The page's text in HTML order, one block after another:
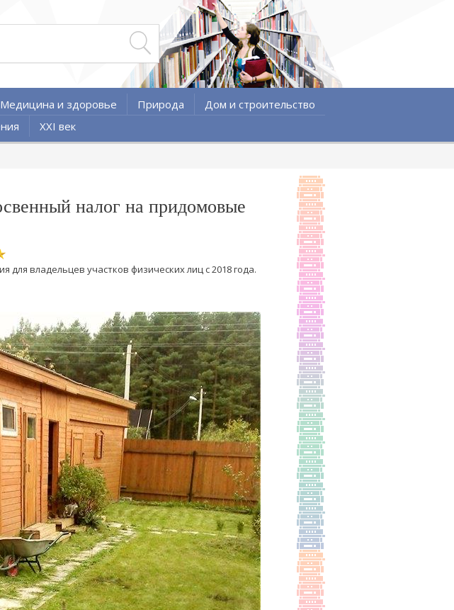
Медицина и здоровье Природа
Дом и строительство
XXI век
налог на придомовые
владельцев участков физических лиц с 2018 года.